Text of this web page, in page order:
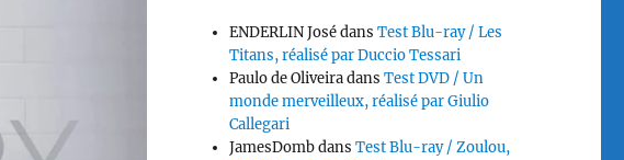
ENDERLIN JosédansTest Blu-ray / Les
Titans, réalisé par Duccio Tessari
Paulo de OliveiradansTest DVD / Un
monde merveilleux, réalisé par Giulio
Callegari
JamesDombdansTest Blu-ray / Zoulou,